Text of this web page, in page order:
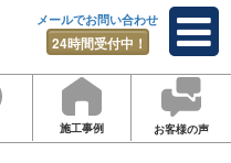
メールでお問い合わせ
24時間受付中！
施工事例 お客様の声